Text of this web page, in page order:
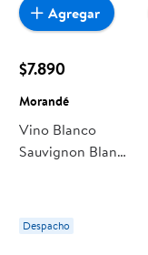
$7.890
Morandé
Vino Blanco
Sauvignon Blanc
Morandé
Despacho
Agregar